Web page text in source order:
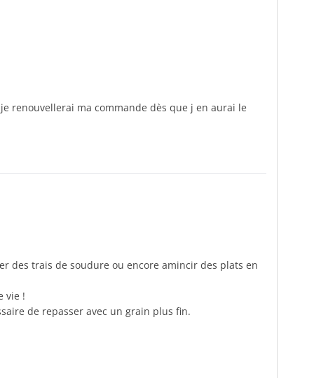
renouvellerai ma commande dès que j en aurai le
des trais de soudure ou encore amincir des plats en
vie !
de repasser avec un grain plus fin.